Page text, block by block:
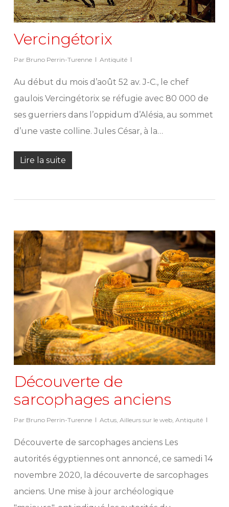
Vercingétorix
Par Bruno Perrin-Turenne Antiquité
Au début du mois d’août 52 av. J-C., le chef
gaulois Vercingétorix se réfugie avec 80 000 de
ses guerriers dans l’oppidum d’Alésia, au sommet
d’une vaste colline. Jules César, à la…
Lire la suite
Découverte de
sarcophages anciens
Par Bruno Perrin-Turenne Actus, Ailleurs sur le web, Antiquité
Découverte de sarcophages anciens Les
autorités égyptiennes ont annoncé, ce samedi 14
novembre 2020, la découverte de sarcophages
anciens. Une mise à jour archéologique